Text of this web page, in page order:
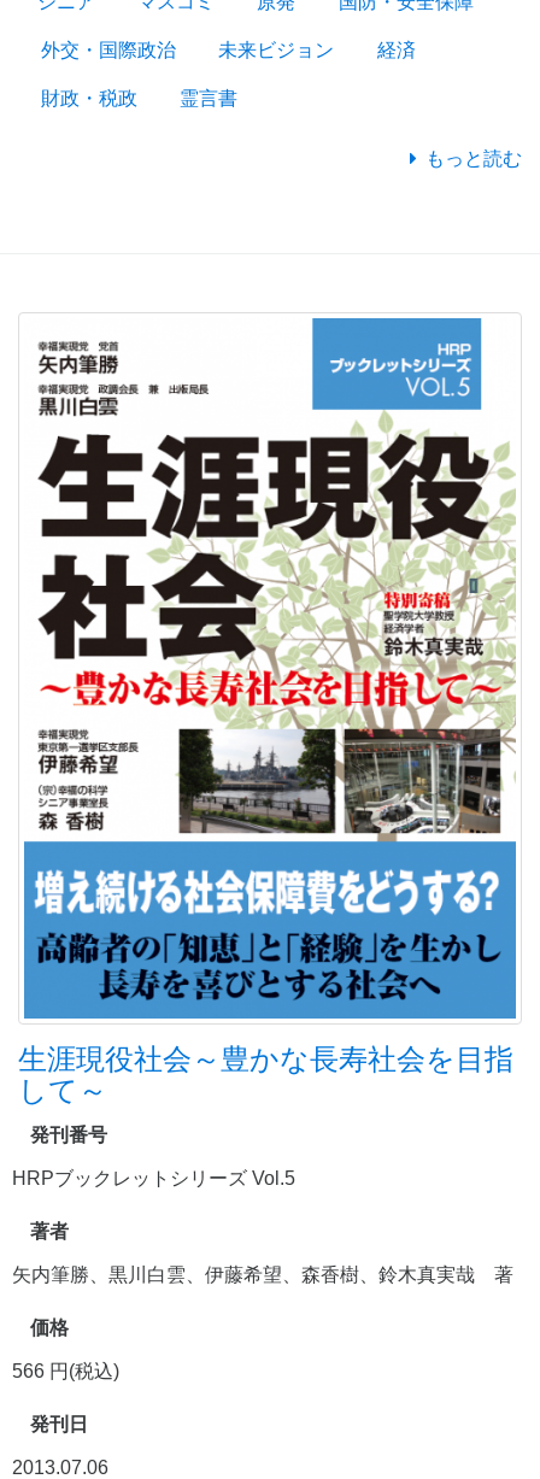
外交・国際政治 未来ビジョン 経済
財政・税政 霊言書
もっと読む
生涯現役社会～豊かな長寿社会を目指
して～
発刊番号
HRPブックレットシリーズ Vol.5
著者
矢内筆勝、黒川白雲、伊藤希望、森香樹、鈴木真実哉 著
価格
566 円(税込)
発刊日
2013.07.06